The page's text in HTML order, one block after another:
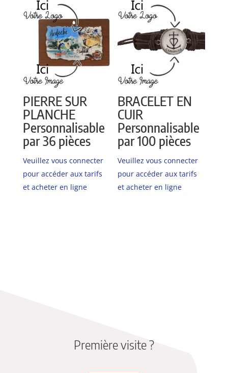
PIERRE SUR
PLANCHE
Personnalisable
par 36 pièces
Veuillez vous connecter
pour accéder aux tarifs
et acheter en ligne
BRACELET EN
CUIR
Personnalisable
par 100 pièces
Veuillez vous connecter
pour accéder aux tarifs
et acheter en ligne
Première visite ?